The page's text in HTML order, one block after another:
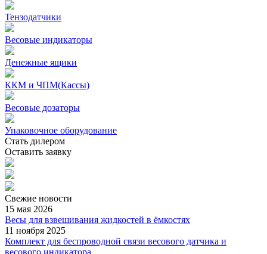
Тензодатчики
Весовые индикаторы
Денежные ящики
ККМ и ЧПМ(Кассы)
Весовые дозаторы
Упаковочное оборудование
Стать дилером
Оставить заявку
Свежие новости
15 мая 2026
Весы для взвешивания жидкостей в ёмкостях
11 ноября 2025
Комплект для беспроводной связи весового датчика и
весового индикатора